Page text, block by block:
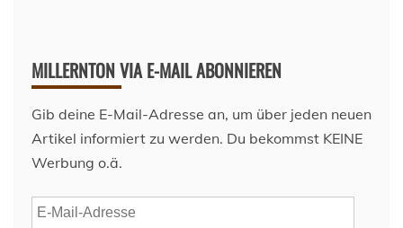
MILLERNTON VIA E-MAIL ABONNIEREN
Gib deine E-Mail-Adresse an, um über jeden neuen
Artikel informiert zu werden. Du bekommst KEINE
Werbung o.ä.
E-